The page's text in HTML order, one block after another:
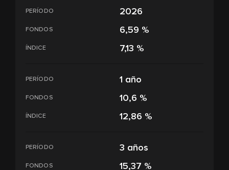
PERÍODO 2026
FONDOS 6,59 %
ÍNDICE 7,13 %
PERÍODO 1 año
FONDOS 10,6 %
ÍNDICE 12,86 %
PERÍODO 3 años
FONDOS 15,37 %